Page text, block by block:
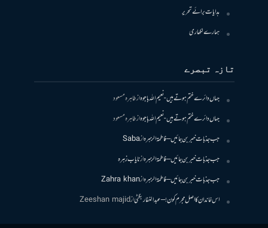
ہدایات برائے تحریر
ہمارے لکھاری
تازہ تبصرے
جہاں دائرے ختم ہوتے ہیں- نعیم اللہ باجوہازطاہرہ مسعود
جہاں دائرے ختم ہوتے ہیں- نعیم اللہ باجوہازطاہرہ مسعود
جب جذبات خبر بن جائیں – فاطمۃالزہرہازSaba
جب جذبات خبر بن جائیں – فاطمۃالزہرہازنایاب زہرہ
جب جذبات خبر بن جائیں – فاطمۃالزہرہازZahra khan
اس خاندان کا اصل مجرم کون! – عبدالغفار بگٹیازZeeshan majid